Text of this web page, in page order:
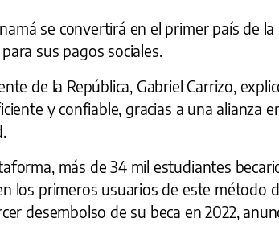
se convertirá en el primer país de
sus pagos sociales.
de la República, Gabriel Carrizo,
y confiable, gracias a una alianza
más de 34 mil estudiantes
los primeros usuarios de este método
desembolso de su beca en 2022,